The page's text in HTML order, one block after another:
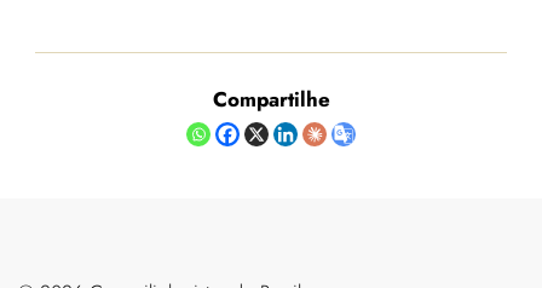
Compartilhe